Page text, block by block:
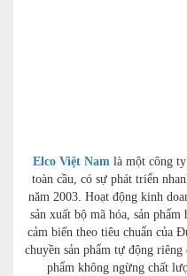
Elco Việt Nam là một công
toàn cầu, có sự phát triển
năm 2003. Hoạt động kinh
sản xuất bộ mã hóa, sản phẩm
cảm biến theo tiêu chuẩn của
chuyền sản phẩm tự động riêng
phẩm không ngừng chất